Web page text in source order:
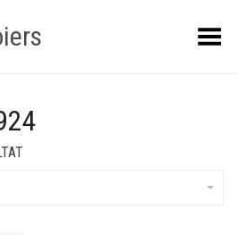
Obrir/tancar el menú